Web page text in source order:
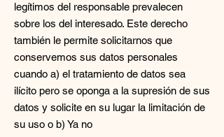
legítimos del responsable prevalecen
sobre los del interesado. Este derecho
también le permite solicitarnos que
conservemos sus datos personales
cuando a) el tratamiento de datos sea
ilícito pero se oponga a la supresión de sus
datos y solicite en su lugar la limitación de
su uso o b) Ya no